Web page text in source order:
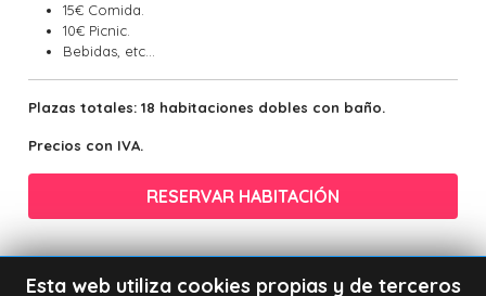
15€ Comida.
10€ Picnic.
Bebidas, etc...
Plazas totales: 18 habitaciones dobles con baño.
Precios con IVA.
RESERVAR HABITACIÓN
Esta web utiliza cookies propias y de terceros